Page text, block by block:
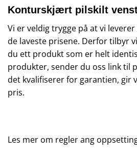
Konturskjært pilskilt
Vi er veldig trygge på at vi
de laveste prisene. Derfor tilbyr
du ett produkt som er helt
produkter, sender du oss link til
det kvalifiserer for garantien, gir
pris.
Les mer om regler ang